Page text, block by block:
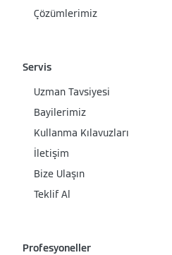
Çözümlerimiz
Servis
Uzman Tavsiyesi
Bayilerimiz
Kullanma Kılavuzları
İletişim
Bize Ulaşın
Teklif Al
Profesyoneller